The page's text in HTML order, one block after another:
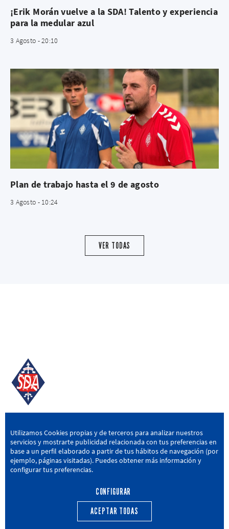
¡Erik Morán vuelve a la SDA! Talento y experiencia
para la medular azul
3 Agosto - 20:10
Plan de trabajo hasta el 9 de agosto
3 Agosto - 10:24
VER TODAS
SD AMOREBIETA
San Miguel Kalea, 16, 48340 Amorebieta, Bizkaia
946 604 751 | sda@sdamorebieta.eus
CANTERA ACTUALIDAD
Utilizamos Cookies propias y de terceros para analizar nuestros
servicios y mostrarte publicidad relacionada con tus preferencias en
base a un perfil elaborado a partir de tus hábitos de navegación (por
ejemplo, páginas visitadas). Puedes obtener más información y
configurar tus preferencias.
CONFIGURAR
ACEPTAR TODAS